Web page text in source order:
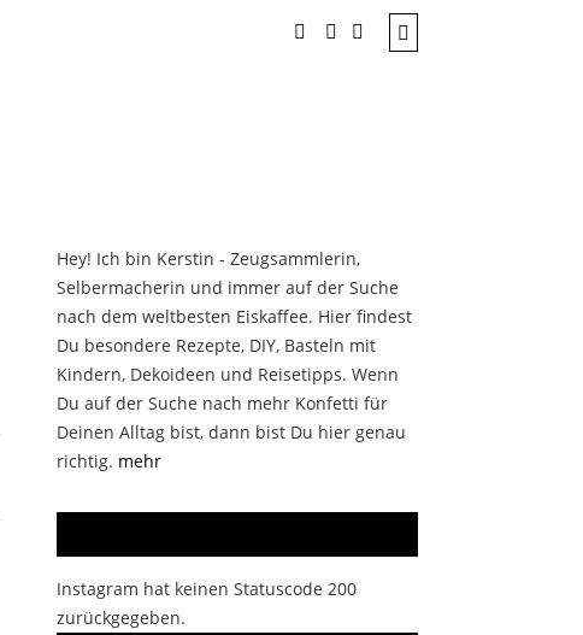
Hey! Ich bin Kerstin - Zeugsammlerin,
Selbermacherin und immer auf der Suche
nach dem weltbesten Eiskaffee. Hier findest
Du besondere Rezepte, DIY, Basteln mit
Kindern, Dekoideen und Reisetipps. Wenn
Du auf der Suche nach mehr Konfetti für
Deinen Alltag bist, dann bist Du hier genau
richtig. mehr
Instagram hat keinen Statuscode 200
zurückgegeben.